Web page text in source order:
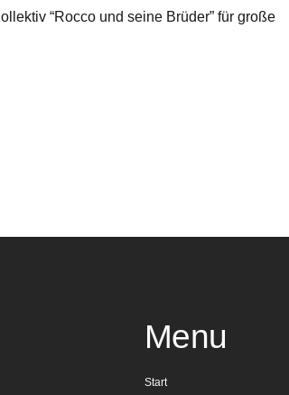
“Rocco und seine Brüder” für große
Menu
Start